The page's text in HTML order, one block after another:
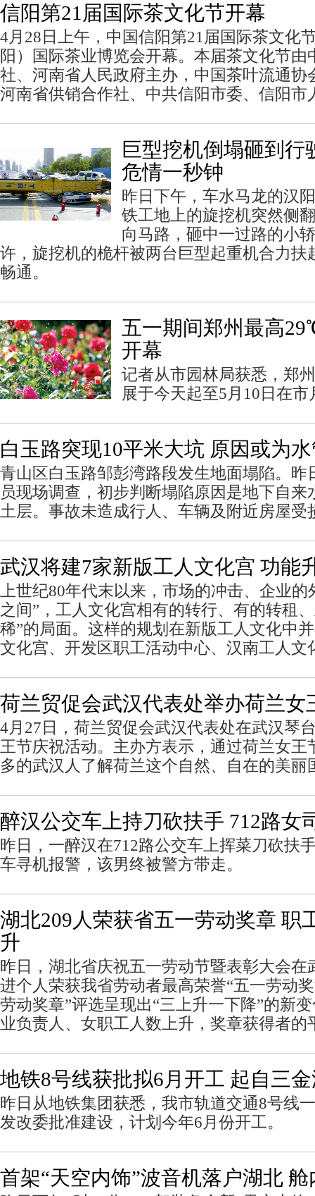
信阳第21届国际茶文化节开幕
4月28日上午，中国信阳第21届国际茶文化
阳）国际茶业博览会开幕。本届茶文化节由
社、河南省人民政府主办，中国茶叶流通协
河南省供销合作社、中共信阳市委、信阳市
巨型挖机倒塌砸到行
危情一秒钟
昨日下午，车水马龙的汉
铁工地上的旋挖机突然侧
向马路，砸中一过路的小
许，旋挖机的桅杆被两台巨型起重机合力扶
畅通。
五一期间郑州最高
开幕
记者从市园林局获悉，郑
展于今天起至5月10日在
白玉路突现10平米大坑 原因或为
青山区白玉路邹彭湾路段发生地面塌陷。昨
员现场调查，初步判断塌陷原因是地下自来
土层。事故未造成行人、车辆及附近房屋受
武汉将建7家新版工人文化宫 功能
上世纪80年代末以来，市场的冲击、企业的
之间”，工人文化宫相有的转行、有的转租
稀”的局面。这样的规划在新版工人文化中
文化宫、开发区职工活动中心、汉南工人文
荷兰贸促会武汉代表处举办荷兰女
4月27日，荷兰贸促会武汉代表处在武汉琴
王节庆祝活动。主办方表示，通过荷兰女王
多的武汉人了解荷兰这个自然、自在的美丽
醉汉公交车上持刀砍扶手 712路女
昨日，一醉汉在712路公交车上挥菜刀砍扶
车寻机报警，该男终被警方带走。
湖北209人荣获省五一劳动奖章 职
升
昨日，湖北省庆祝五一劳动节暨表彰大会在
进个人荣获我省劳动者最高荣誉“五一劳动
劳动奖章”评选呈现出“三上升一下降”的新
业负责人、女职工人数上升，奖章获得者的
地铁8号线获批拟6月开工 起自三
昨日从地铁集团获悉，我市轨道交通8号线
发改委批准建设，计划今年6月份开工。
首架“天空内饰”波音机落户湖北